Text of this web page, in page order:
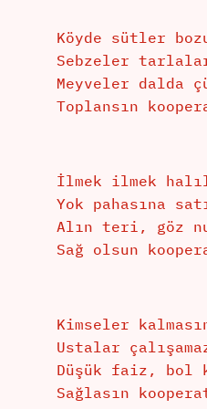
Köyde sütler
Sebzeler
Meyveler dalda
Toplansın
İlmek ilmek
Yok pahasına
Alın teri, göz
Sağ olsun
Kimseler
Ustalar
Düşük faiz, bol
Sağlasın